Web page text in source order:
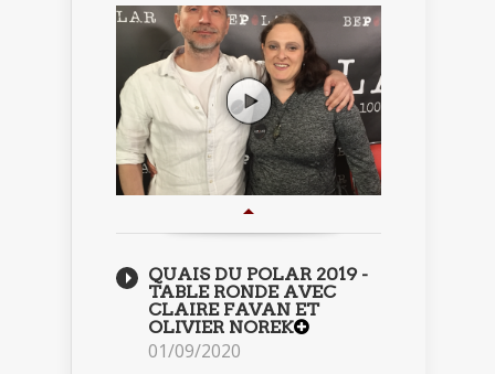
QUAIS DU POLAR 2019 -
TABLE RONDE AVEC
CLAIRE FAVAN ET
OLIVIER NOREK
01/09/2020